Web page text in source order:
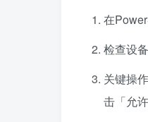
在
检查设
关键操
击「允